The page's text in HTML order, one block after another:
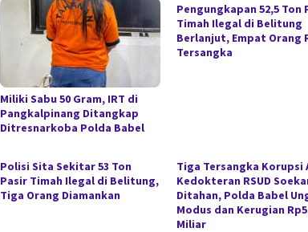
Miliki Sabu 50 Gram, IRT di
Pangkalpinang Ditangkap
Ditresnarkoba Polda Babel
Pengungkapan 52,5 Ton
Timah Ilegal di Belitung
Berlanjut, Empat Orang
Tersangka
Polisi Sita Sekitar 53 Ton
Pasir Timah Ilegal di Belitung,
Tiga Orang Diamankan
Tiga Tersangka Korupsi
Kedokteran RSUD
Ditahan, Polda Babel
Modus dan Kerugian
Miliar